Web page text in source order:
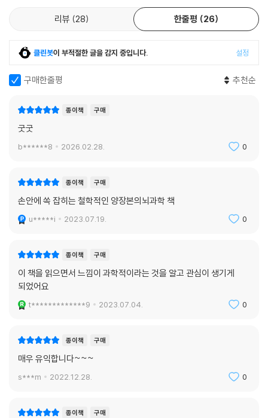
지식들의 소유주가 나 자신임을 자각하는 과정이다. 존재의 단계에서 느낌
의 단계로, 느낌의 단계에서 앎의 단계로 나아가며 진화해온 인간 의식에
특별하다. 다마지오는 인간의 의식이 이룩한 고도의 문명에 감탄을 표하면
터 찾는다.
인간의 의식 있는 마음과 그 마음이 새로 만들어낸 놀라운 것들은 경탄의
결 방법들보다 더 우위에 있다. 하지만 우리는 인간이 어떻게 현재에 이르
렀는지에 대한 설명과 우리가 우리 유기체 안에서 만들어내는 데 성공한
해 오랫동안 사용해온 장치들이 변형되고 업그레이드돼 만들어진 것이라
는 사실 사이에서 균형 감각을 유지해야 한다. 우리는 불완전하게 이해되
고 있는 이 경이로운 지능과 자연의 설계 자체에 경의를 표해야 한다.
_ 맺는 말 중에서
세상에서 가장 난해한 문제 중 하나인
안토니오 다마지오는 일흔이 넘은 노학자다. 그럼에도 경이로운 점은 그가
끊임없이 의식의 비밀에 가닿기 위한 학자로서의 노력을 멈추지 않는다는
도입한 개념이자 본인이 중요하게 생각했던 ‘확장 의식’이라는 개념을 ‘확
아보기도 한다.
있는 핵심 주제인 ‘인공지능’에 대한 그의 견해도 경청할 만하다. 책의 말미
리뷰 28 한줄평 26
클린봇이 부적절한 글을 감지 중입니다. 설정
구매한줄평 추천순
종이책 구매
굿굿
b******8 2026.02.28. 0
종이책 구매
손안에 쏙 잡히는 철학적인 양장본의뇌과학 책
u*****i 2023.07.19. 0
종이책 구매
이 책을 읽으면서 느낌이 과학적이라는 것을 알고 관심이 생기게
되었어요
t*************9 2023.07.04. 0
종이책 구매
매우 유익합니다~~~
s***m 2022.12.28. 0
종이책 구매